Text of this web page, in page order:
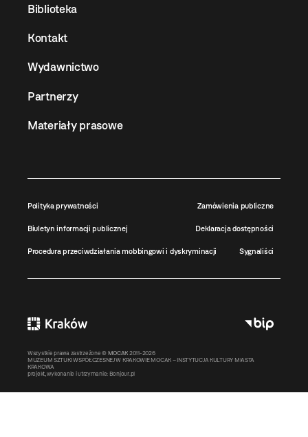
Biblioteka
Kontakt
Wydawnictwo
Partnerzy
Materiały prasowe
Polityka prywatności Zamówienia publiczne
Biuletyn informacji publicznej Deklaracja dostępności
Procedura przeciwdziałania mobbingowi i dyskryminacji Sygnaliści
Wszystkie prawa zastrzeżone © MOCAK 2011-2026
MUZEUM SZTUKI WSPÓŁCZESNEJ W KRAKOWIE MOCAK – INSTYTUCJA KULTURY MIASTA
KRAKOWA
projekt, wykonanie i utrzymanie: Bonjour.pl